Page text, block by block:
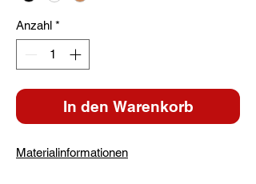
Anzahl *
In den Warenkorb
Materialinformationen